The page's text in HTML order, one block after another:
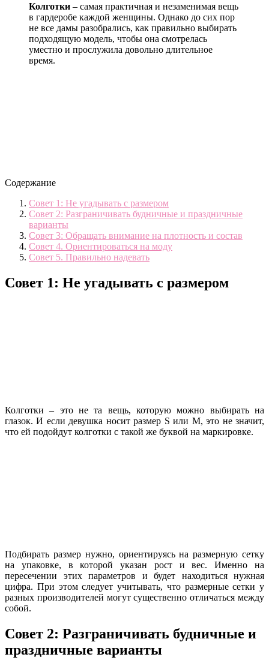
Колготки – самая практичная и незаменимая вещь
в гардеробе каждой женщины. Однако до сих пор
не все дамы разобрались, как правильно выбирать
подходящую модель, чтобы она смотрелась
уместно и прослужила довольно длительное
время.
Содержание
Совет 1: Не угадывать с размером
Совет 2: Разграничивать будничные и праздничные
варианты
Совет 3: Обращать внимание на плотность и состав
Совет 4. Ориентироваться на моду
Совет 5. Правильно надевать
Совет 1: Не угадывать с размером
Колготки – это не та вещь, которую можно выбирать на
глазок. И если девушка носит размер S или М, это не значит,
что ей подойдут колготки с такой же буквой на маркировке.
Подбирать размер нужно, ориентируясь на размерную сетку
на упаковке, в которой указан рост и вес. Именно на
пересечении этих параметров и будет находиться нужная
цифра. При этом следует учитывать, что размерные сетки у
разных производителей могут существенно отличаться между
собой.
Совет 2: Разграничивать будничные и
праздничные варианты